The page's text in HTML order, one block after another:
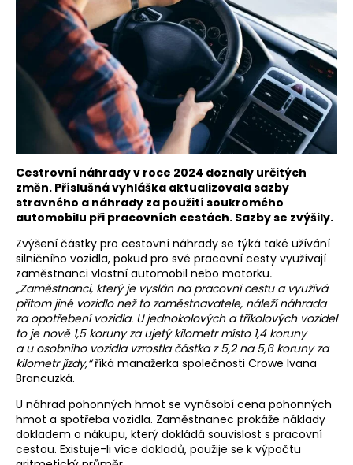
Cestrovní náhrady v roce 2024 doznaly určitých
změn. Příslušná vyhláška aktualizovala sazby
stravného a náhrady za použití soukromého
automobilu při pracovních cestách. Sazby se zvýšily.
Zvýšení částky pro cestovní náhrady se týká také užívání
silničního vozidla, pokud pro své pracovní cesty využívají
zaměstnanci vlastní automobil nebo motorku.
„Zaměstnanci, který je vyslán na pracovní cestu a využívá
přitom jiné vozidlo než to zaměstnavatele, náleží náhrada
za opotřebení vozidla. U jednokolových a tříkolových vozidel
to je nově 1,5 koruny za ujetý kilometr místo 1,4 koruny
a u osobního vozidla vzrostla částka z 5,2 na 5,6 koruny za
kilometr jízdy,“říká manažerka společnosti Crowe Ivana
Brancuzká.
U náhrad pohonných hmot se vynásobí cena pohonných
hmot a spotřeba vozidla. Zaměstnanec prokáže náklady
dokladem o nákupu, který dokládá souvislost s pracovní
cestou. Existuje-li více dokladů, použije se k výpočtu